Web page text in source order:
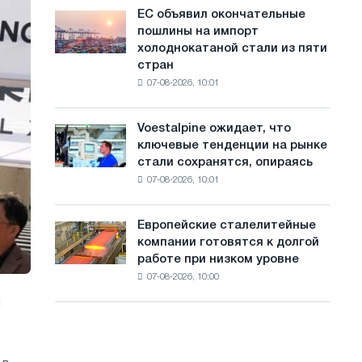
с
а
трамвайных
путей
объявил
окончательные
холоднокатаной
стали
из
ЕС объявил окончательные
пошлины на импорт
холоднокатаной стали из пяти
стран
07-08-2026, 10:01
Voestalpine
ожидает,
что
рынке
стали
на
Voestalpine ожидает, что
ключевые тенденции на рынке
стали сохранятся, опираясь
07-08-2026, 10:01
Европейские
сталелитейные
компании
Европейские сталелитейные
компании готовятся к долгой
работе при низком уровне
07-08-2026, 10:00